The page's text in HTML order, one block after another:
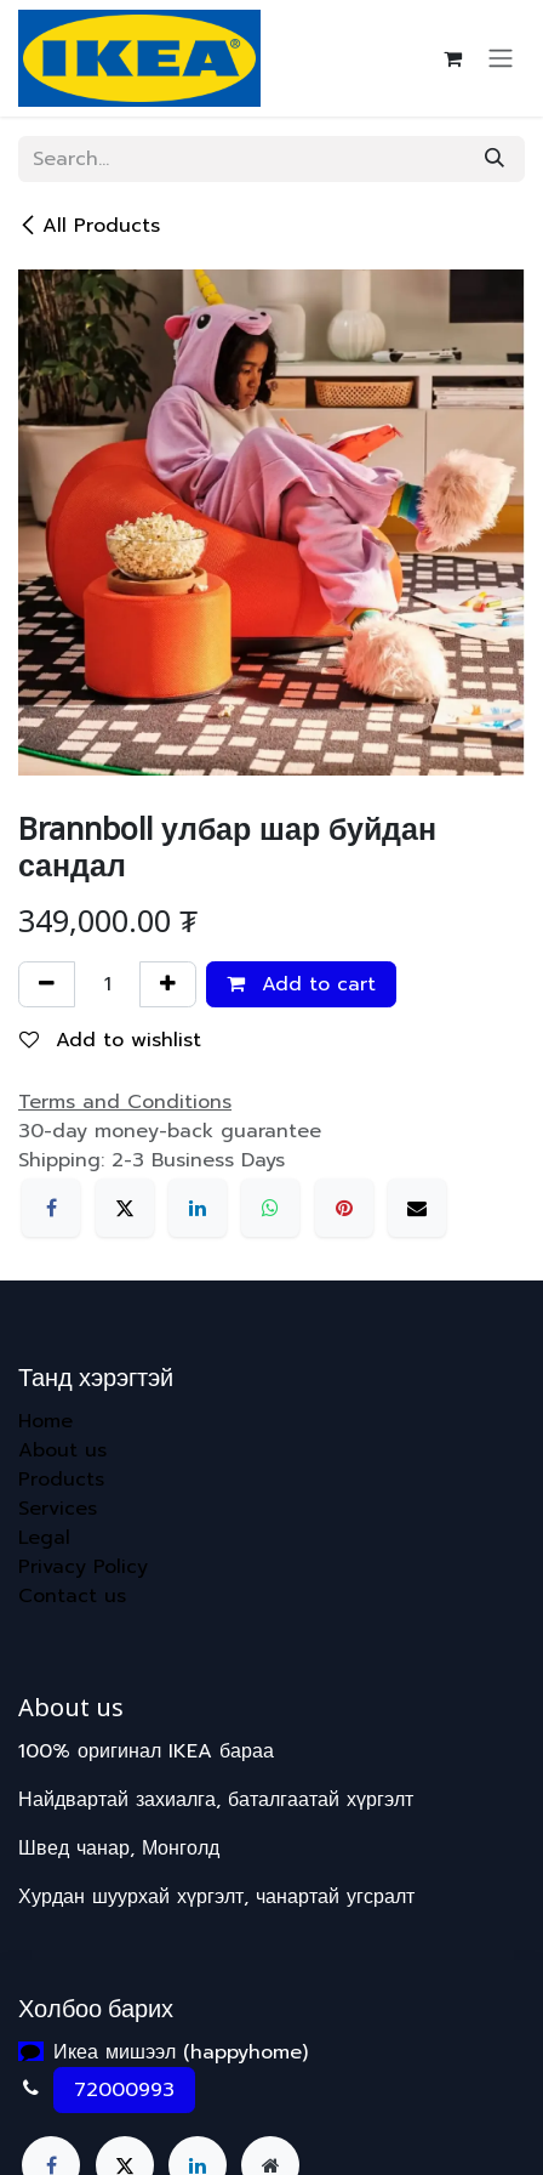
Skip to Content
All Products
Brannboll улбар шар буйдан
сандал
349,000.00₮
Add to cart
Add to wishlist
Terms and Conditions
30-day money-back guarantee
Shipping: 2-3 Business Days
Танд хэрэгтэй
Home
About us
Products
Services
Legal
Privacy Policy
Contact us
About us
100% оригинал IKEA бараа
Найдвартай захиалга, баталгаатай хүргэлт
Швед чанар, Монголд
Хурдан шуурхай хүргэлт, чанартай угсралт
Холбоо барих
Икеа мишээл (happyhome)
72000993